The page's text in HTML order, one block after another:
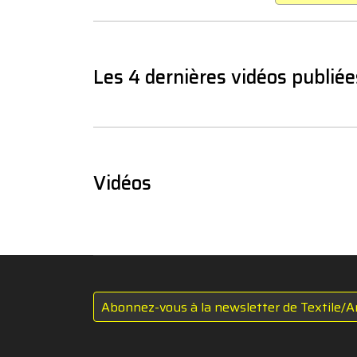
Les 4 dernières vidéos
Vidéos
Abonnez-vous à la newsletter de Textile/